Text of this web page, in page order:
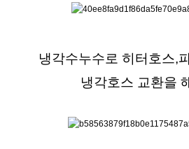
냉각수누수로 히터호스,
냉각호스 교환을